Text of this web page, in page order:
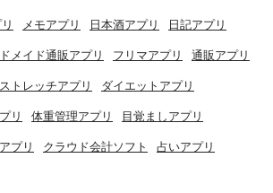
メモアプリ 日本酒アプリ 日記アプリ
メイド通販アプリ フリマアプリ 通販アプリ
ストレッチアプリ ダイエットアプリ
リ 体重管理アプリ 目覚ましアプリ
プリ クラウド会計ソフト 占いアプリ